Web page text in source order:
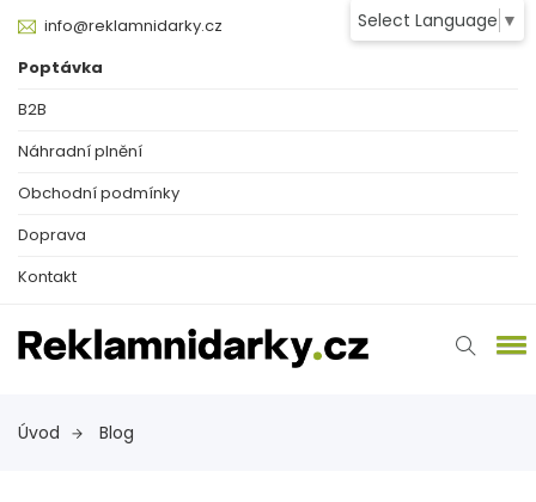
Select Language ▼
info@reklamnidarky.cz
Poptávka
B2B
Náhradní plnění
Obchodní podmínky
Doprava
Kontakt
Úvod Blog